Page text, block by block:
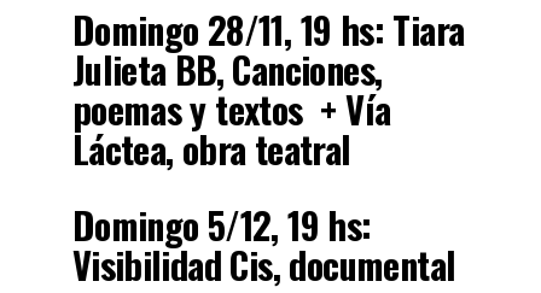
Domingo 28/11, 19 hs: Tiara
Julieta BB, Canciones,
poemas y textos + Vía
Láctea, obra teatral
Domingo 5/12, 19 hs:
Visibilidad Cis, documental